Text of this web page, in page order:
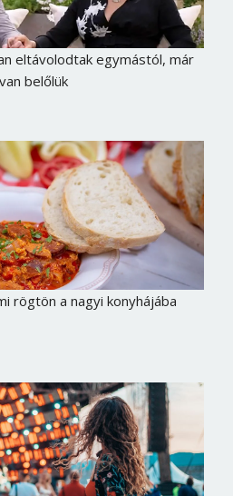
eltávolodtak egymástól, már
belőlük
rögtön a nagyi konyhájába